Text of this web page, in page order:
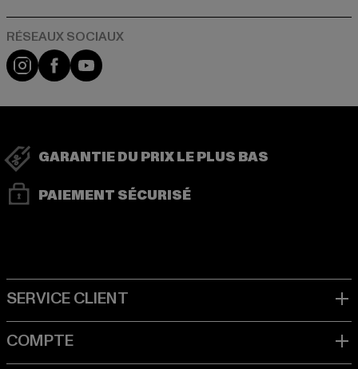
Visit our Instagram page:
Visit our Facebook page:
Visit our YouTube channel:
GARANTIE DU PRIX LE PLUS BAS
PAIEMENT SÉCURISÉ